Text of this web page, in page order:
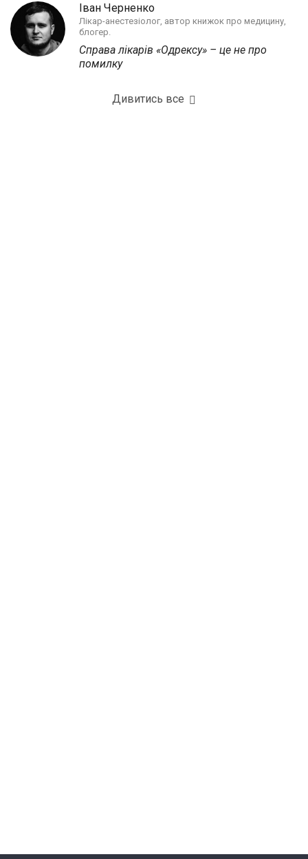
Іван Черненко
Лікар-анестезіолог, автор книжок про медицину,
блогер.
Справа лікарів «Одрексу» – це не про
помилку
Дивитись все